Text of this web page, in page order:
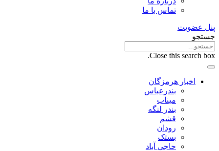
تماس با ما
پنل عضویت
جستجو
Close this search box.
اخبار هرمزگان
بندرعباس
میناب
بندر لنگه
قشم
رودان
بستک
حاجی آباد